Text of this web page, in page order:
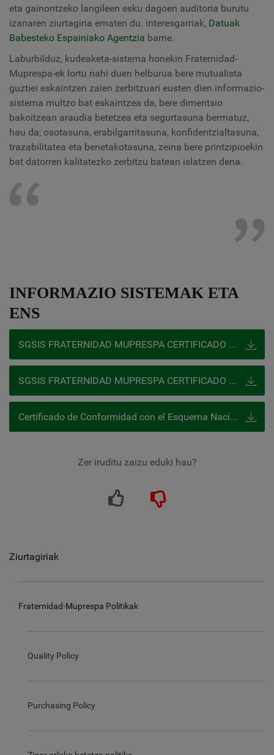
eta gainontzeko langileen esku dagoen auditoria burutu
izanaren ziurtagiria ematen du. interesgarriak, Datuak
Babesteko Espainiako Agentzia barne.
Laburbilduz, kudeaketa-sistema honekin Fraternidad-
Muprespa-ek lortu nahi duen helburua bere mutualista
guztiei eskaintzen zaien zerbitzuari eusten dien informazio-
sistema multzo bat eskaintzea da, bere dimentsio
bakoitzean araudia betetzea eta segurtasuna bermatuz,
hau da; osotasuna, erabilgarritasuna, konfidentzialtasuna,
trazabilitatea eta benetakotasuna, zeina bere printzipioekin
bat datorren kalitatezko zerbitzu batean islatzen dena.
INFORMAZIO SISTEMAK ETA
ENS
SGSIS FRATERNIDAD MUPRESPA CERTIFICADO AENOR ISO 27001
SGSIS FRATERNIDAD MUPRESPA CERTIFICADO IQNET ISO 27001
Certificado de Conformidad con el Esquema Nacional de Seguridad
Zer iruditu zaizu eduki hau?
Ziurtagiriak
Fraternidad-Muprespa Politikak
Quality Policy
Purchasing Policy